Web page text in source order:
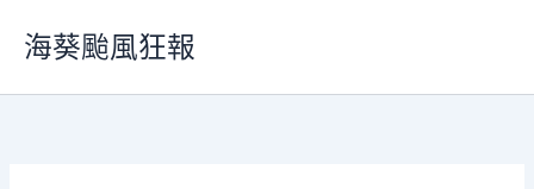
要
海葵颱風狂報